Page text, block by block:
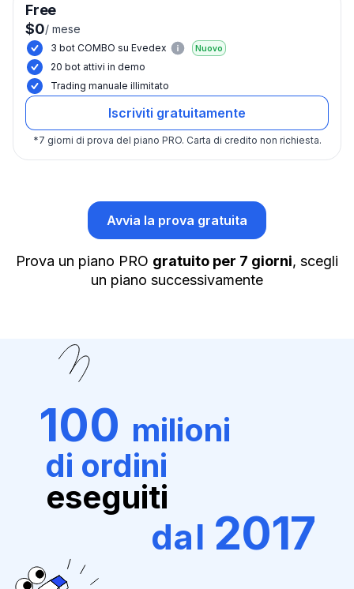
Free
$0/ mese
3 bot COMBO su Evedex Nuovo
20 bot attivi in demo
Trading manuale illimitato
Iscriviti gratuitamente
*7 giorni di prova del piano PRO. Carta di credito non richiesta.
Avvia la prova gratuita
Prova un piano PRO gratuito per 7 giorni, scegli
un piano successivamente
100 milioni
di ordini
eseguiti
dal 2017